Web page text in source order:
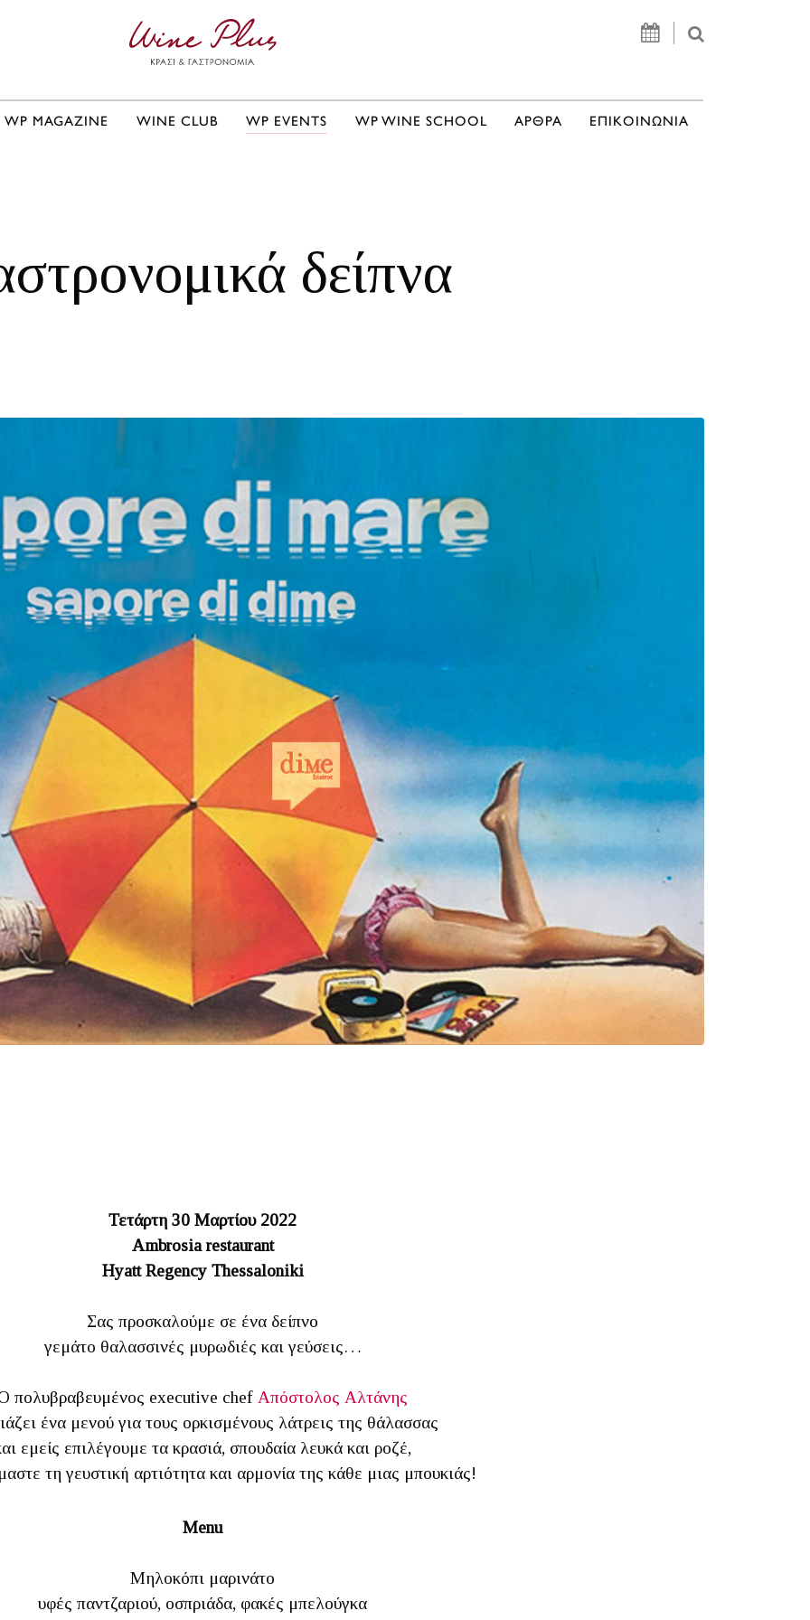
WP MAGAZINE WINE CLUB WP EVENTS WP WINE SCHOOL ΑΡΘΡΑ ΕΠΙΚΟΙΝΩΝΙΑ
δείπνα
Τετάρτη 30 Μαρτίου 2022
Ambrosia restaurant
Hyatt Regency Thessaloniki
Σας προσκαλούμε σε ένα δείπνο
γεμάτο θαλασσινές μυρωδιές και γεύσεις…
πολυβραβευμένος executive chef Απόστολος Αλτάνης
ένα μενού για τους ορκισμένους λάτρεις της θάλασσας
εμείς επιλέγουμε τα κρασιά, σπουδαία λευκά και ροζέ,
τη γευστική αρτιότητα και αρμονία της κάθε μιας μπουκιάς!
Menu
Μηλοκόπι μαρινάτο
υφές παντζαριού, οσπριάδα, φακές μπελούγκα